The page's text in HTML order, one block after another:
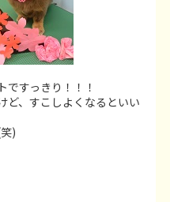
ですっきり！！！
ど、すこしよくなるといい
)